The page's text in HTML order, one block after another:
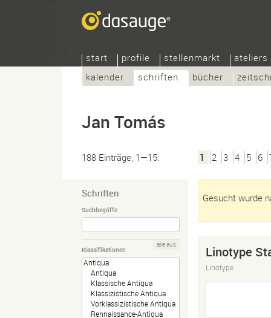
start profile stellenmarkt ateliers
kalender
schriften bücher
Jan Tomás
188 Einträge, 1—15: 1 2 3 4 5 6
Schriften
Suchbegriffe
Klassifikationen
alle aus
Gesucht wurde
Linotype
Linotype